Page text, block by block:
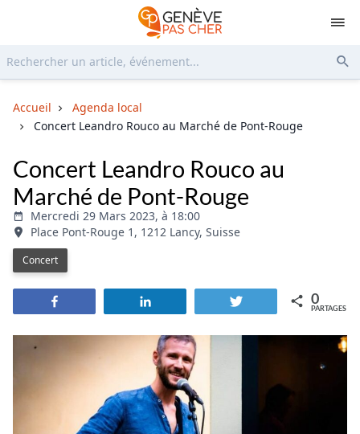
Accueil
Agenda local
Concert Leandro Rouco au Marché de Pont-Rouge
Concert Leandro Rouco au
Marché de Pont-Rouge
Mercredi 29 Mars 2023, à 18:00
Place Pont-Rouge 1, 1212 Lancy, Suisse
Concert
Tweetez 0
PARTAGES